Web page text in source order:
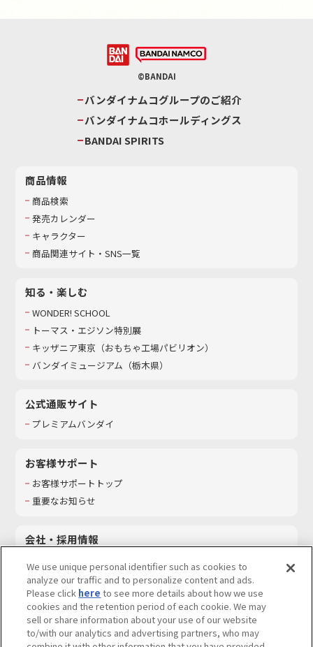
©BANDAI
バンダイナムコグループのご紹介
バンダイナムコホールディングス
BANDAI SPIRITS
商品情報
商品検索
発売カレンダー
キャラクター
商品関連サイト・SNS一覧
知る・楽しむ
WONDER! SCHOOL
トーマス・エジソン特別展
キッザニア東京（おもちゃ工場パビリオン）​
バンダイミュージアム（栃木県）
公式通販サイト
プレミアムバンダイ
お客様サポート
お客様サポートトップ
重要なお知らせ
会社・採用情報
採用情報
サステナビリティ
お問い合わせ
We use unique personal identifier such as cookies to
analyze our traffic and to personalize content and ads.
Please click here to see more details about how we use
cookies and the retention period of each cookie. We may
sell or share information about your use of our website
to/with our analytics and advertising partners, who may